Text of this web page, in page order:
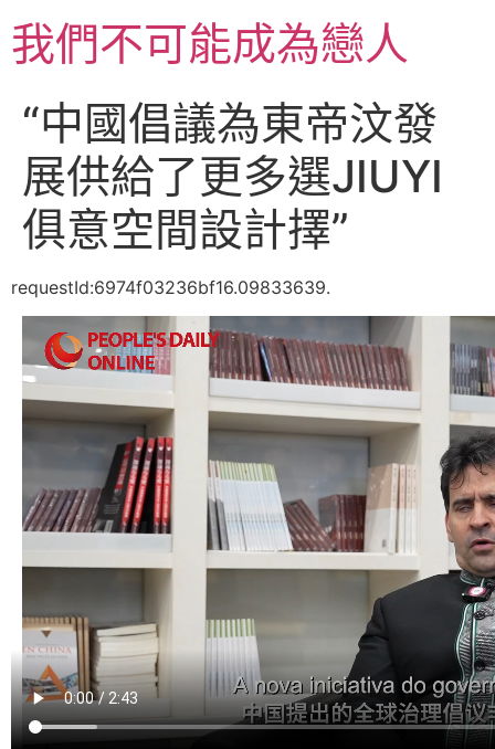
至
主我們不可能成為戀人
“中國倡議為東帝汶發
展供給了更多選JIUYI
俱意空間設計擇”
requestId:6974f03236bf16.09833639.